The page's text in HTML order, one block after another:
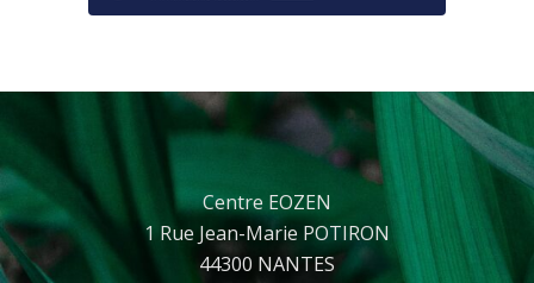
Centre EOZEN
1 Rue Jean-Marie POTIRON
44300 NANTES